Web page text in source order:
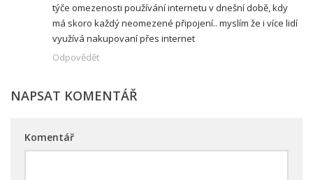
týče omezenosti používání internetu v dnešní době, kdy
má skoro každý neomezené připojení.. myslím že i více lidí
využívá nakupovaní přes internet
Odpovědět
NAPSAT KOMENTÁŘ
Komentář